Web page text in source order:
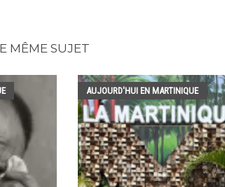
MÊME SUJET
AUJOURD'HUI EN MARTINIQUE